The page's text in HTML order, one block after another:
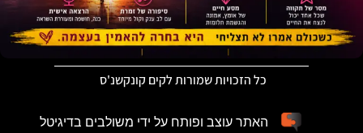
כל הזכויות שמורות לקים קונקשנ'ס
האתר עוצב ופותח על ידי משולבים בדיגיטל